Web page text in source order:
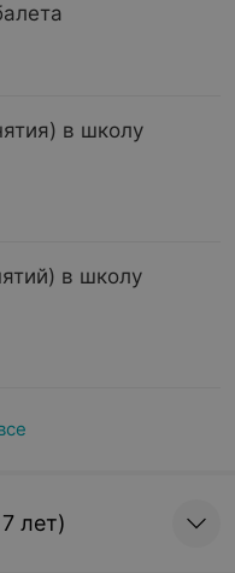
в школу
в школу
лет)